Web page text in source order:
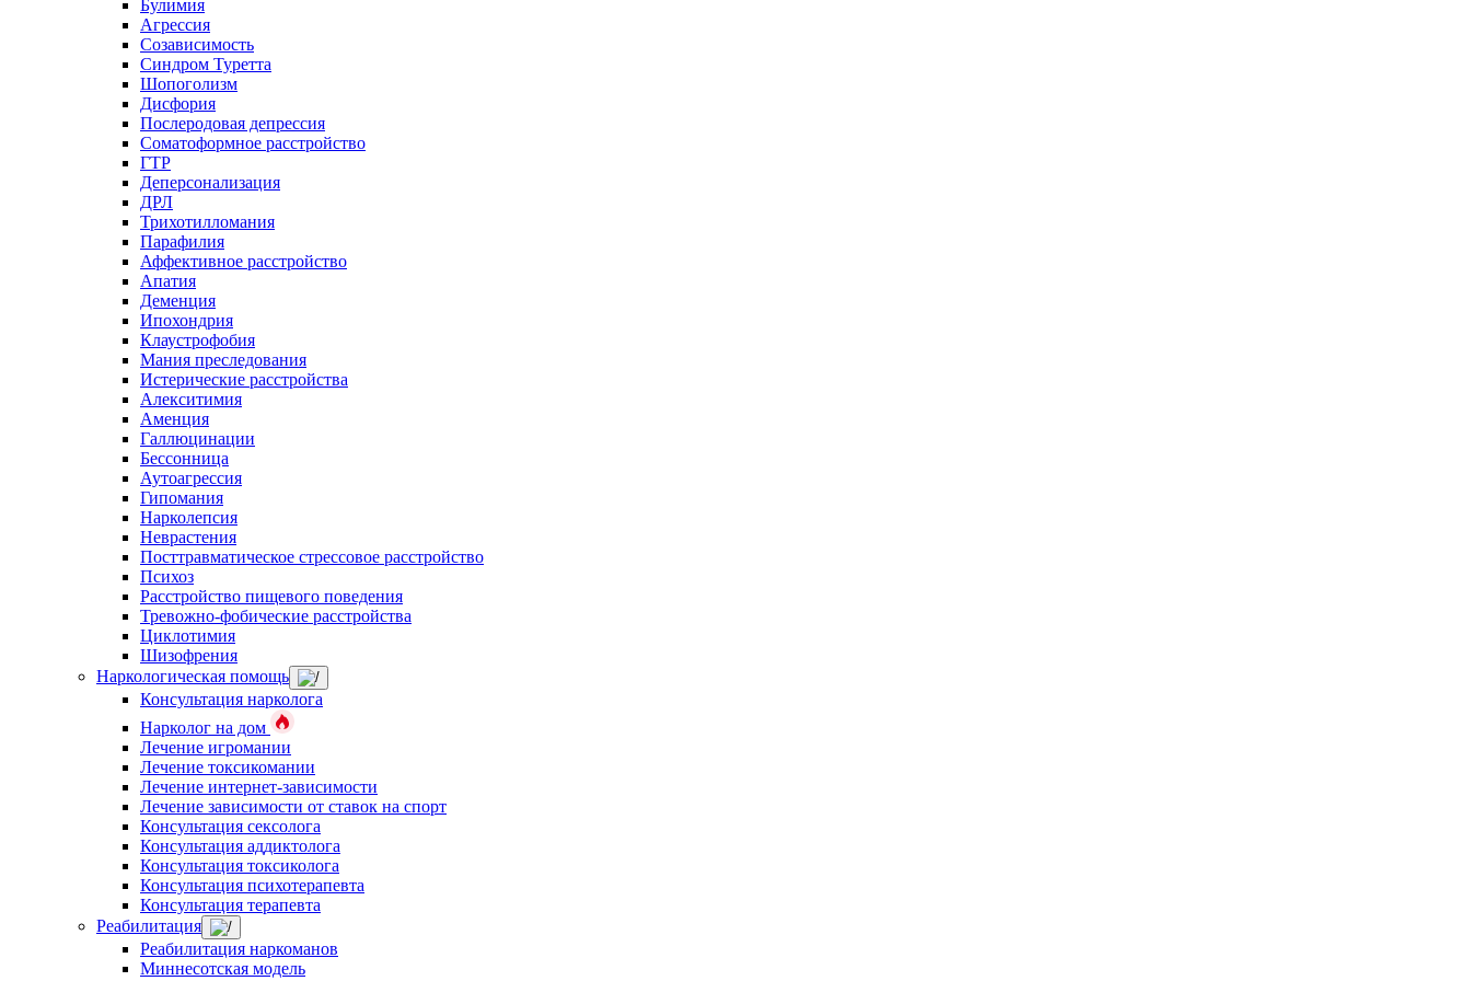
Булимия
Агрессия
Созависимость
Синдром Туретта
Шопоголизм
Дисфория
Послеродовая депрессия
Соматоформное расстройство
ГТР
Деперсонализация
ДРЛ
Трихотилломания
Парафилия
Аффективное расстройство
Апатия
Деменция
Ипохондрия
Клаустрофобия
Мания преследования
Истерические расстройства
Алекситимия
Аменция
Галлюцинации
Бессонница
Аутоагрессия
Гипомания
Нарколепсия
Неврастения
Посттравматическое стрессовое расстройство
Психоз
Расстройство пищевого поведения
Тревожно-фобические расстройства
Циклотимия
Шизофрения
Наркологическая помощь
Консультация нарколога
Нарколог на дом
Лечение игромании
Лечение токсикомании
Лечение интернет-зависимости
Лечение зависимости от ставок на спорт
Консультация сексолога
Консультация аддиктолога
Консультация токсиколога
Консультация психотерапевта
Консультация терапевта
Реабилитация
Реабилитация наркоманов
Миннесотская модель